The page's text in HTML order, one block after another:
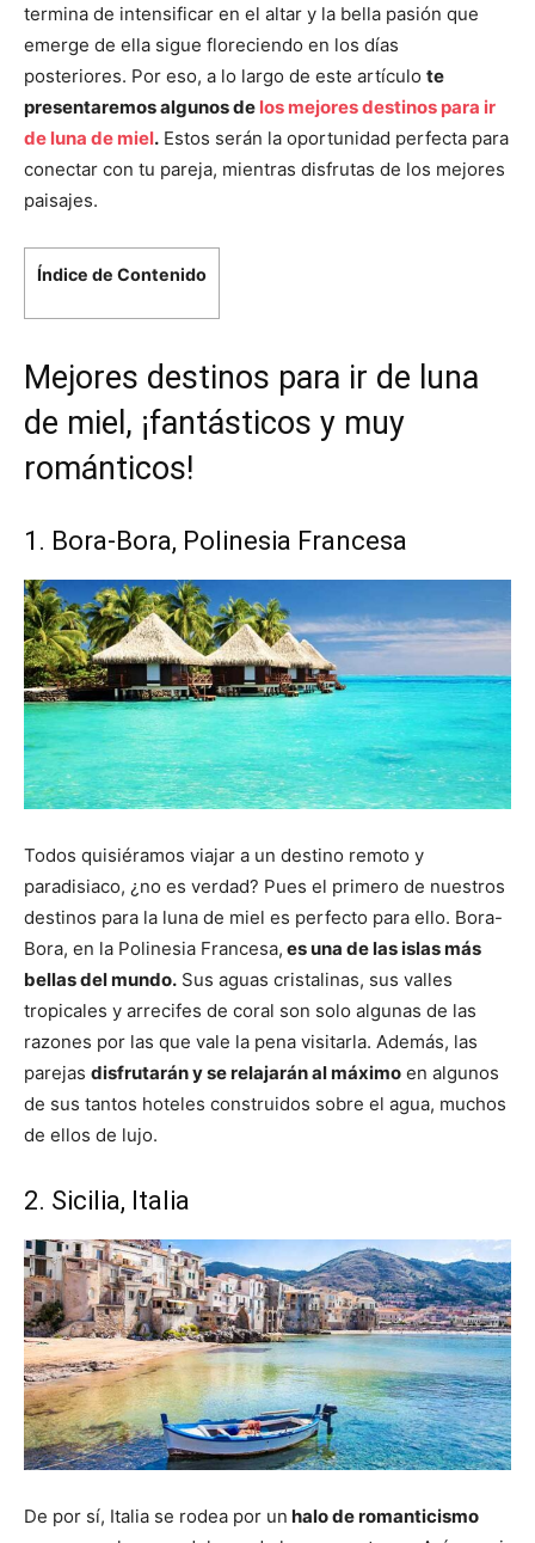
termina de intensificar en el altar y la bella pasión que
emerge de ella sigue floreciendo en los días
posteriores. Por eso, a lo largo de este artículo te
presentaremos algunos de los mejores destinos para ir
de luna de miel. Estos serán la oportunidad perfecta para
conectar con tu pareja, mientras disfrutas de los mejores
paisajes.
Índice de Contenido
Mejores destinos para ir de luna
de miel, ¡fantásticos y muy
románticos!
1. Bora-Bora, Polinesia Francesa
Todos quisiéramos viajar a un destino remoto y
paradisiaco, ¿no es verdad? Pues el primero de nuestros
destinos para la luna de miel es perfecto para ello. Bora-
Bora, en la Polinesia Francesa, es una de las islas más
bellas del mundo. Sus aguas cristalinas, sus valles
tropicales y arrecifes de coral son solo algunas de las
razones por las que vale la pena visitarla. Además, las
parejas disfrutarán y se relajarán al máximo en algunos
de sus tantos hoteles construidos sobre el agua, muchos
de ellos de lujo.
2. Sicilia, Italia
De por sí, Italia se rodea por un halo de romanticismo